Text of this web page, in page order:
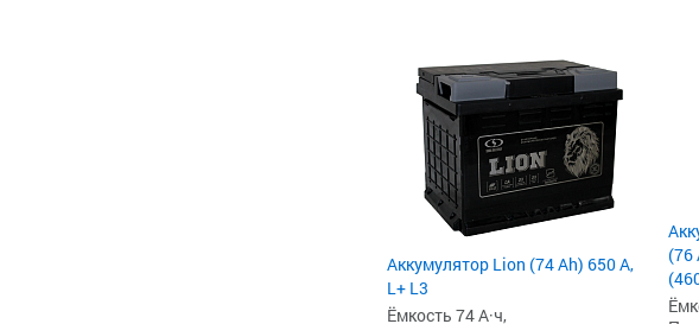
Аккумулятор Lion (74 Ah) 650 А,
L+ L3
Ёмкость 74 А·ч,
(76